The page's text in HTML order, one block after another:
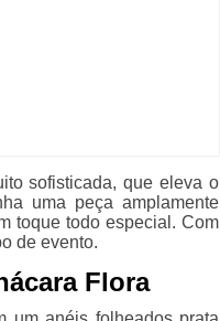
sofisticada, que eleva o
uma peça amplamente
toque todo especial. Com
de evento.
Flora